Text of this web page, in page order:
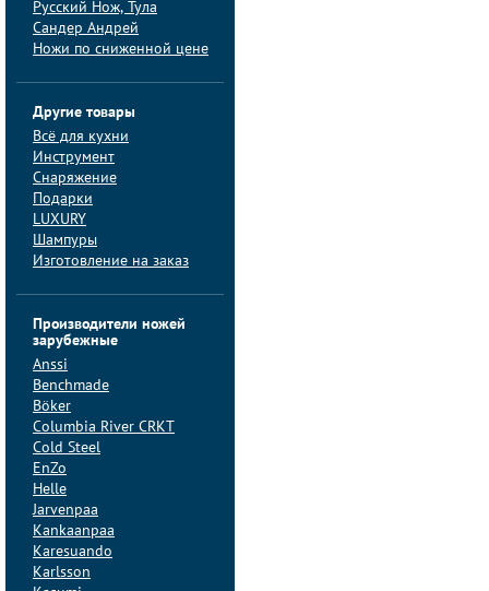
Русский Нож, Тула
Сандер Андрей
Ножи по сниженной цене
Другие товары
Всё для кухни
Инструмент
Снаряжение
Подарки
LUXURY
Шампуры
Изготовление на заказ
Производители ножей
зарубежные
Anssi
Benchmade
Böker
Columbia River CRKT
Cold Steel
EnZo
Helle
Jarvenpaa
Kankaanpaa
Karesuando
Karlsson